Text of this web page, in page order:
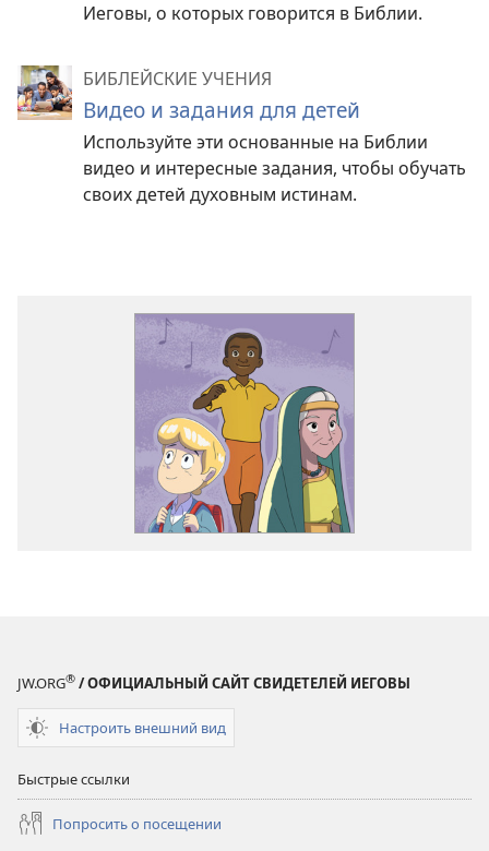
Иеговы, о которых говорится в Библии.
БИБЛЕЙСКИЕ УЧЕНИЯ
Видео и задания для детей
Используйте эти основанные на Библии
видео и интересные задания, чтобы обучать
своих детей духовным истинам.
JW.ORG® / ОФИЦИАЛЬНЫЙ САЙТ СВИДЕТЕЛЕЙ ИЕГОВЫ
Настроить внешний вид
Быстрые ссылки
Попросить о посещении